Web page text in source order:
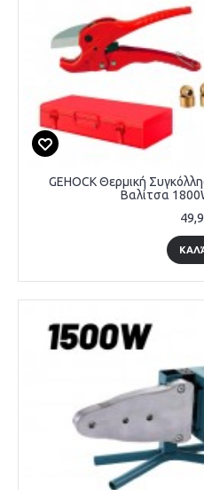
GEHOCK Θερμική
Βαλίτσα